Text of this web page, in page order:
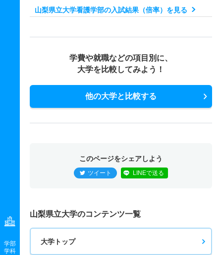
学部
学科
山梨県立大学看護学部の入試結果（倍率）を見る
学費や就職などの項目別に、
大学を比較してみよう！
他の大学と比較する
このページをシェアしよう
ツイート LINEで送る
山梨県立大学のコンテンツ一覧
大学トップ